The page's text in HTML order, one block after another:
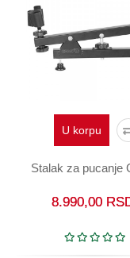
U korpu
Stalak za pucanje
8.990,00